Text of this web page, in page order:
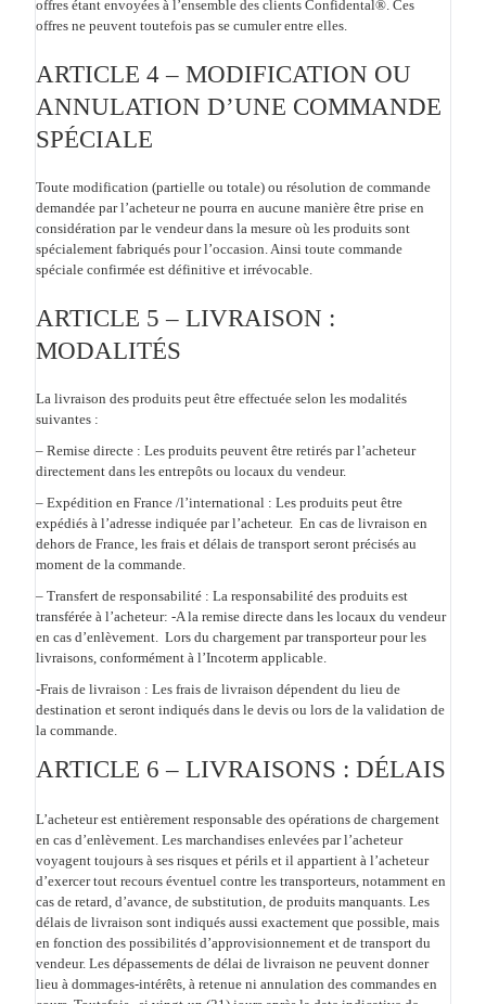
offres étant envoyées à l’ensemble des clients Confidental®. Ces
offres ne peuvent toutefois pas se cumuler entre elles.
ARTICLE 4 – MODIFICATION OU
ANNULATION D’UNE COMMANDE
SPÉCIALE
Toute modification (partielle ou totale) ou résolution de commande
demandée par l’acheteur ne pourra en aucune manière être prise en
considération par le vendeur dans la mesure où les produits sont
spécialement fabriqués pour l’occasion. Ainsi toute commande
spéciale confirmée est définitive et irrévocable.
ARTICLE 5 – LIVRAISON :
MODALITÉS
La livraison des produits peut être effectuée selon les modalités
suivantes :
– Remise directe :Les produits peuvent être retirés par l’acheteur
directement dans les entrepôts ou locaux du vendeur.
– Expédition en France /l’international :Les produits peut être
expédiés à l’adresse indiquée par l’acheteur. En cas de livraison en
dehors de France, les frais et délais de transport seront précisés au
moment de la commande.
– Transfert de responsabilité :La responsabilité des produits est
transférée à l’acheteur: -A la remise directe dans les locaux du vendeur
en cas d’enlèvement. Lors du chargement par transporteur pour les
livraisons, conformément à l’Incoterm applicable.
-Frais de livraison :Les frais de livraison dépendent du lieu de
destination et seront indiqués dans le devis ou lors de la validation de
la commande.
ARTICLE 6 – LIVRAISONS : DÉLAIS
L’acheteur est entièrement responsable des opérations de chargement
en cas d’enlèvement. Les marchandises enlevées par l’acheteur
voyagent toujours à ses risques et périls et il appartient à l’acheteur
d’exercer tout recours éventuel contre les transporteurs, notamment en
cas de retard, d’avance, de substitution, de produits manquants. Les
délais de livraison sont indiqués aussi exactement que possible, mais
en fonction des possibilités d’approvisionnement et de transport du
vendeur. Les dépassements de délai de livraison ne peuvent donner
lieu à dommages-intérêts, à retenue ni annulation des commandes en